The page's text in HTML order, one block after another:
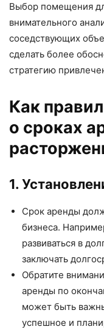
Выбор помещения
внимательного
соседствующих
сделать более
стратегию
Как
о сроках
1.
Срок аренды
бизнеса.
развиваться в
заключать
Обратите
аренды по
может быть
успешное и